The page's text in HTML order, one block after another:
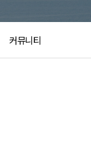
커뮤니티